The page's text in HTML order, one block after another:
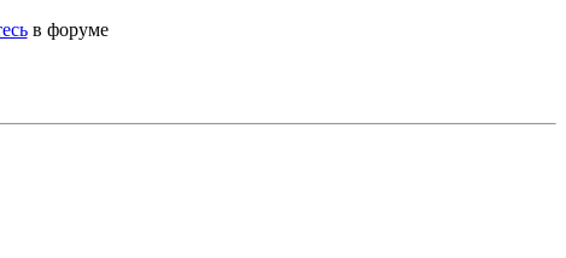
в форуме